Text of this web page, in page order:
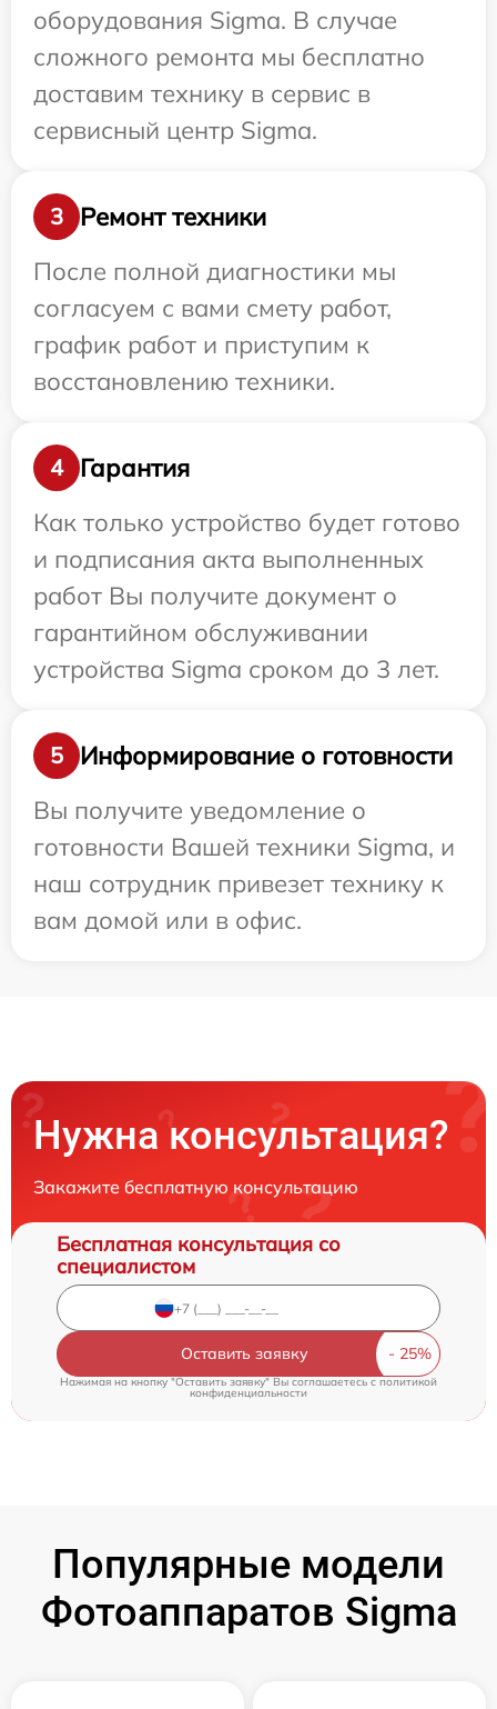
оборудования Sigma. В случае
сложного ремонта мы бесплатно
доставим технику в сервис в
сервисный центр Sigma.
3
Ремонт техники
После полной диагностики мы
согласуем с вами смету работ,
график работ и приступим к
восстановлению техники.
4
Гарантия
Как только устройство будет готово
и подписания акта выполненных
работ Вы получите документ о
гарантийном обслуживании
устройства Sigma сроком до 3 лет.
5
Информирование о готовности
Вы получите уведомление о
готовности Вашей техники Sigma, и
наш сотрудник привезет технику к
вам домой или в офис.
Нужна консультация?
Закажите бесплатную консультацию
Бесплатная консультация со
специалистом
Оставить заявку
Нажимая на кнопку "Оставить заявку" Вы соглашаетесь c политикой
конфиденциальности
Популярные модели
Фотоаппаратов Sigma